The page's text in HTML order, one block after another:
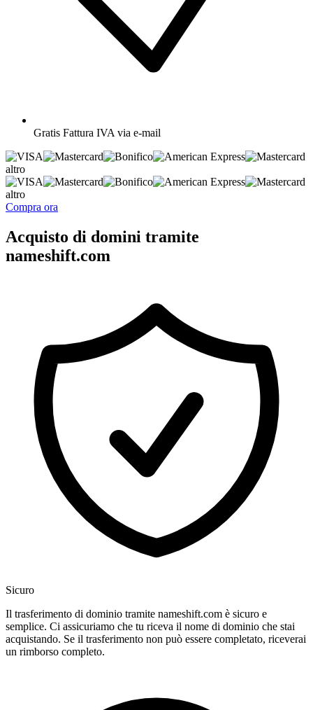
Gratis Fattura IVA via e-mail
altro
altro
Compra ora
Acquisto di domini tramite
nameshift.com
Sicuro
Il trasferimento di dominio tramite nameshift.com è sicuro e
semplice. Ci assicuriamo che tu riceva il nome di dominio che stai
acquistando. Se il trasferimento non può essere completato, riceverai
un rimborso completo.